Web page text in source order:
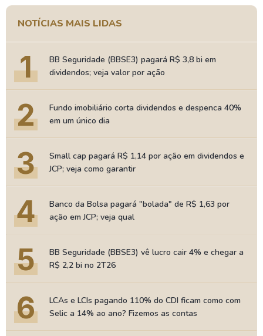
NOTÍCIAS MAIS LIDAS
1
BB Seguridade (BBSE3) pagará R$ 3,8 bi em
dividendos; veja valor por ação
2
Fundo imobiliário corta dividendos e despenca 40%
em um único dia
3
Small cap pagará R$ 1,14 por ação em dividendos e
JCP; veja como garantir
4
Banco da Bolsa pagará "bolada" de R$ 1,63 por
ação em JCP; veja qual
5
BB Seguridade (BBSE3) vê lucro cair 4% e chegar a
R$ 2,2 bi no 2T26
6
LCAs e LCIs pagando 110% do CDI ficam como com
Selic a 14% ao ano? Fizemos as contas